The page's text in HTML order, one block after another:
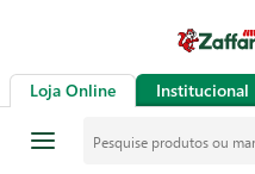
Loja Online Institucional